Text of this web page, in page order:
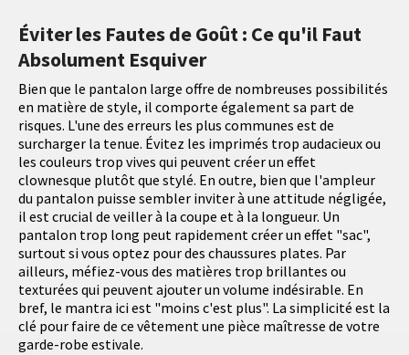
Éviter les Fautes de Goût : Ce qu'il Faut
Absolument Esquiver
Bien que le pantalon large offre de nombreuses possibilités
en matière de style, il comporte également sa part de
risques. L'une des erreurs les plus communes est de
surcharger la tenue. Évitez les imprimés trop audacieux ou
les couleurs trop vives qui peuvent créer un effet
clownesque plutôt que stylé. En outre, bien que l'ampleur
du pantalon puisse sembler inviter à une attitude négligée,
il est crucial de veiller à la coupe et à la longueur. Un
pantalon trop long peut rapidement créer un effet "sac",
surtout si vous optez pour des chaussures plates. Par
ailleurs, méfiez-vous des matières trop brillantes ou
texturées qui peuvent ajouter un volume indésirable. En
bref, le mantra ici est "moins c'est plus". La simplicité est la
clé pour faire de ce vêtement une pièce maîtresse de votre
garde-robe estivale.